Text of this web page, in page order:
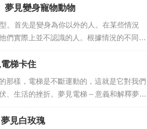
夢見變身寵物動物
。首先是變身為你以外的人。在某些情況
們實際上並不認識的人。根據情況的不同，
。另一種是變身為非人類生物。他們看起來
梯卡住
那樣，電梯是不斷運動的，這就是它對我們
、生活的挫折。夢見電梯 – 意義和解釋夢見
個封閉的小空間。但另一方面，它也可以表
見白玫瑰